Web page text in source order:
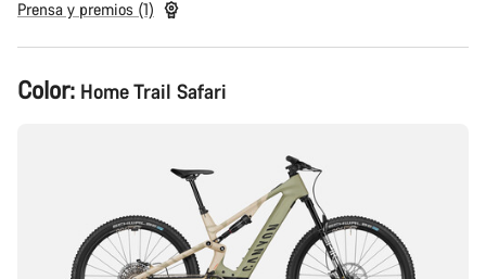
Prensa y premios (1)
Configuración
del
Color: Home Trail Safari